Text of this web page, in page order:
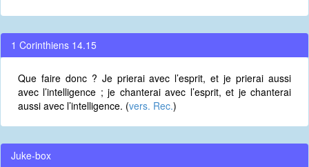
1 Corinthiens 14.15
Que faire donc ? Je prierai avec l’esprit, et je prierai aussi
avec l’intelligence ; je chanterai avec l’esprit, et je chanterai
aussi avec l’intelligence. (vers. Rec.)
Juke-box